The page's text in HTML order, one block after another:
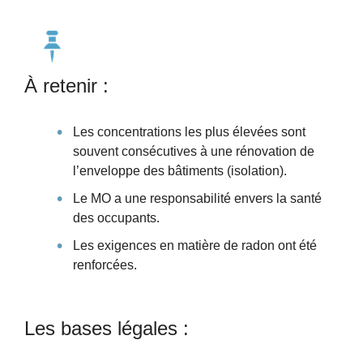
À retenir :
Les concentrations les plus élevées sont
souvent consécutives à une rénovation de
l’enveloppe des bâtiments (isolation).
Le MO a une responsabilité envers la santé
des occupants.
Les exigences en matière de radon ont été
renforcées.
Les bases légales :